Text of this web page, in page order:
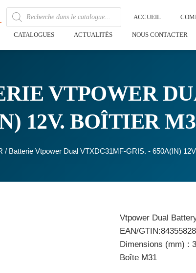
ACCUEIL
CATALOGUES ACTUALITÉS NOUS CONTACTER
VTPOWER
12V. BOÎTIER
/ Batterie Vtpower Dual VTXDC31MF-GRIS. - 650A(IN)
Vtpower Dual
EAN/
Dimensions (mm) :
Boîte M31